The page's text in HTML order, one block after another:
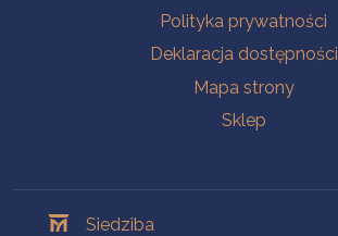
Polityka prywatności
Deklaracja dostępności
Mapa strony
Sklep
Siedziba